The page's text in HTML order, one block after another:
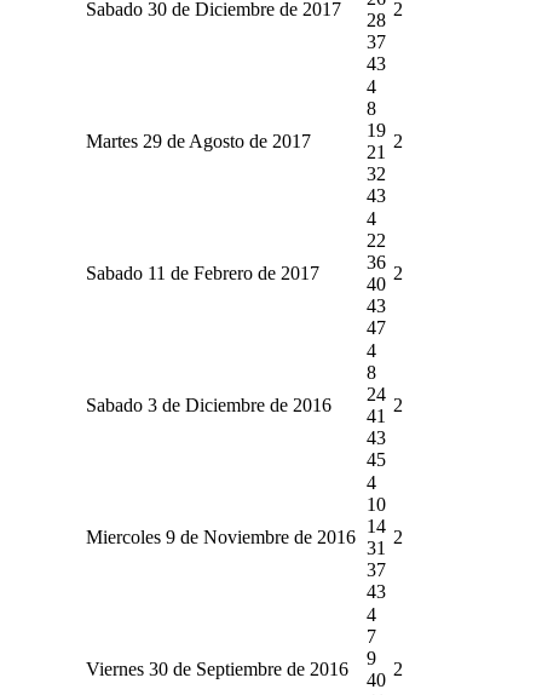
Sabado 30 de Diciembre de 2017
28
37
43
2
Martes 29 de Agosto de 2017
4
8
19
21
32
43
2
Sabado 11 de Febrero de 2017
4
22
36
40
43
47
2
Sabado 3 de Diciembre de 2016
4
8
24
41
43
45
2
Miercoles 9 de Noviembre de 2016
4
10
14
31
37
43
2
Viernes 30 de Septiembre de 2016
4
7
9
40
2